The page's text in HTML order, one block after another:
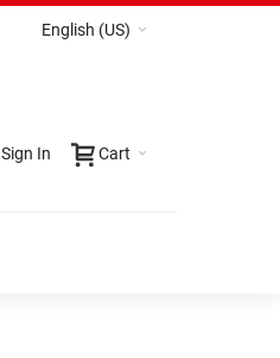
English (US)
Cart
Sign In